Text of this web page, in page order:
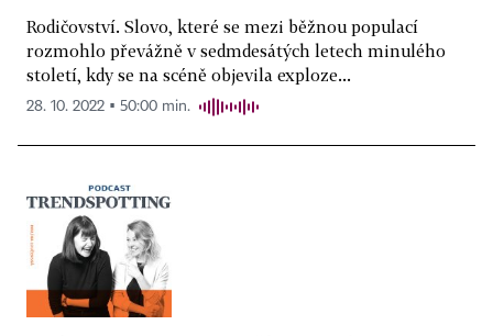
Rodičovství. Slovo, které se mezi běžnou populací
rozmohlo převážně v sedmdesátých letech minulého
století, kdy se na scéně objevila exploze...
28. 10. 2022 ▪ 50:00 min.